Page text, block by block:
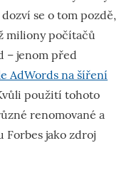
se o tom pozdě,
miliony počítačů
– jenom před
AdWords na šíření
použití tohoto
renomované a
Forbes jako zdroj